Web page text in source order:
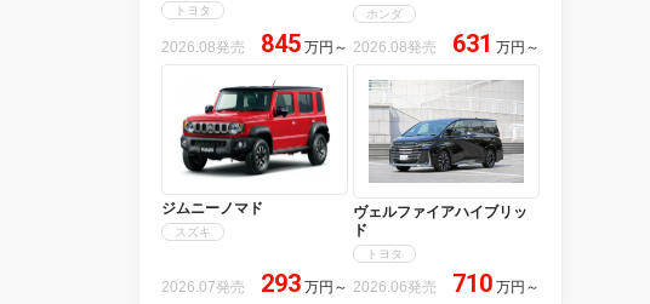
トヨタ
2026.08発売 845 万円 ～
ホンダ
2026.08発売 631 万円 ～
ジムニーノマド
スズキ
2026.07発売 293 万円 ～
ヴェルファイアハイブリッ
ド
トヨタ
2026.06発売 710 万円 ～